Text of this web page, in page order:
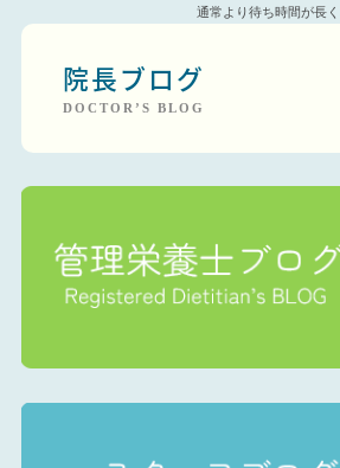
通常より待ち時間が長
院長ブログ
DOCTOR’S BLOG